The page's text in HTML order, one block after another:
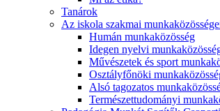
Tanárok
Az iskola szakmai
Humán munkaközösség
Idegen nyelvi
Művészetek és sport
Osztályfőnöki
Alsó tagozatos
Természettudományi